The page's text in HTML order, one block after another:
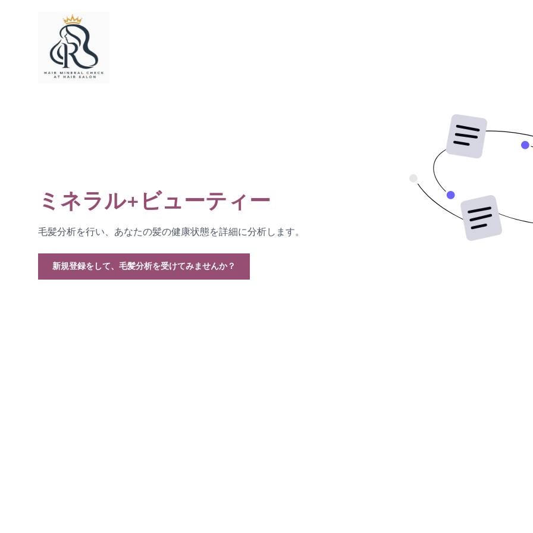
ミネラル+ビューティー
毛髪分析を行い、あなたの髪の健康状態を詳細に分析します。
新規登録をして、毛髪分析を受けてみませんか？